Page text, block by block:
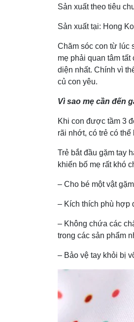
Sản xuất theo tiêu
Sản xuất tại: Hong
Chăm sóc con từ lúc
mẹ phải quan tâm
diện nhất. Chính vì
củ con yêu.
Vì sao mẹ cần đến
Khi con được tầm 3
rãi nhớt, có trẻ có thể
Trẻ bắt đầu gặm tay
khiến bố mẹ rất khó
– Cho bé một vật
– Kích thích phù hợp
– Không chứa các
trong các sản phẩm
– Bảo vệ tay khỏi bị